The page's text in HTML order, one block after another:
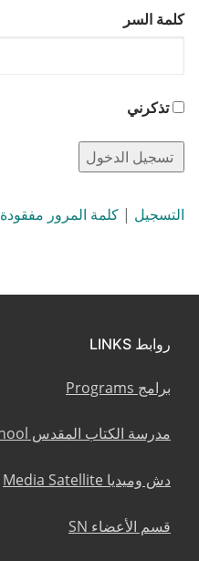
كلمة السر
تذكرني
التسجيل | كلمة المرور مفقودة
روابط LINKS
برامج Programs
مدرسة الكتاب المقدس Bible School
دش وميديا Media Satellite
قسم الأعضاء SN